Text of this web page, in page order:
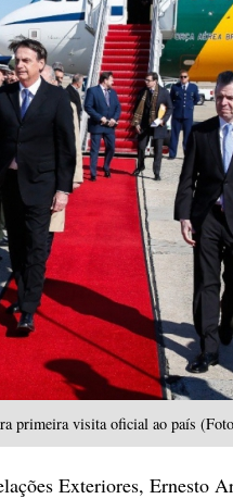
primeira visita oficial ao país
Exteriores, Ernesto